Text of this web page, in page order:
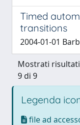
Timed
transitions
2004-01-01
Mostrati risultati
9 di 9
Legenda
file ad